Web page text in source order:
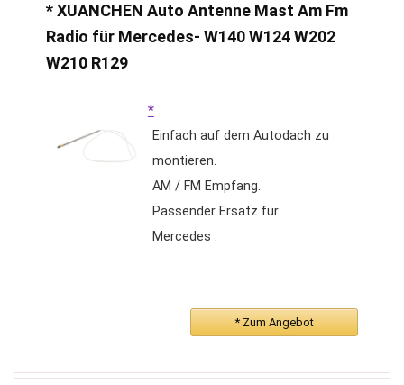
* XUANCHEN Auto Antenne Mast Am Fm
Radio für Mercedes- W140 W124 W202
W210 R129
*
Einfach auf dem Autodach zu
montieren.
AM / FM Empfang.
Passender Ersatz für
Mercedes .
* Zum Angebot